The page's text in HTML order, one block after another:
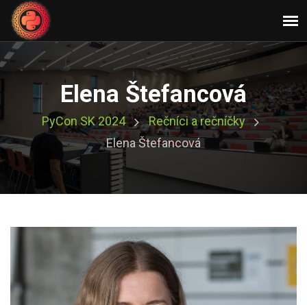
Elena Štefancová
PyCon SK 2024
Rečníci a rečníčky
Elena Štefancová